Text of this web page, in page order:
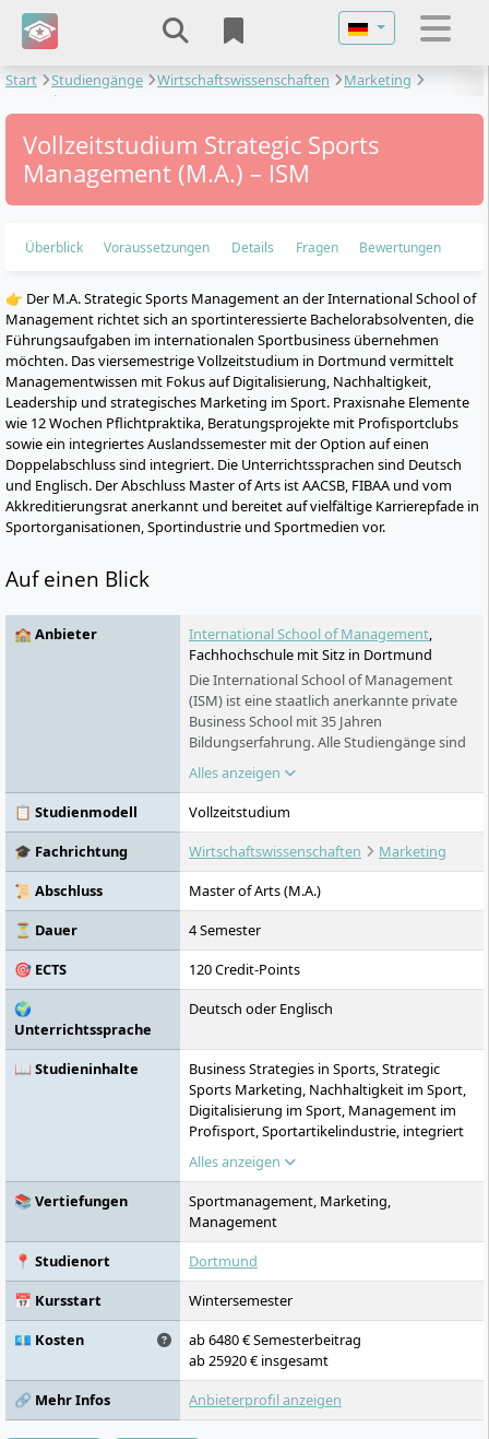
Sprache
Start Studiengänge Wirtschaftswissenschaften
Marketing
Strategic Sports Management
Vollzeitstudium Strategic Sports
Management (M.A.) – ISM
Überblick Voraussetzungen Details Fragen Bewertungen
👉 Der M.A. Strategic Sports Management an der International School of
Management richtet sich an sportinteressierte Bachelorabsolventen, die
Führungsaufgaben im internationalen Sportbusiness übernehmen
möchten. Das viersemestrige Vollzeitstudium in Dortmund vermittelt
Managementwissen mit Fokus auf Digitalisierung, Nachhaltigkeit,
Leadership und strategisches Marketing im Sport. Praxisnahe Elemente
wie 12 Wochen Pflichtpraktika, Beratungsprojekte mit Profisportclubs
sowie ein integriertes Auslandssemester mit der Option auf einen
Doppelabschluss sind integriert. Die Unterrichtssprachen sind Deutsch
und Englisch. Der Abschluss Master of Arts ist AACSB, FIBAA und vom
Akkreditierungsrat anerkannt und bereitet auf vielfältige Karrierepfade in
Sportorganisationen, Sportindustrie und Sportmedien vor.
Auf einen Blick
🏫 Anbieter International School of Management,
Fachhochschule mit Sitz in Dortmund
Die International School of Management
(ISM) ist eine staatlich anerkannte private
Business School mit 35 Jahren
Bildungserfahrung. Alle Studiengänge sind
von der Deutschen Gesellschaft für Bildung
(FIBAA) akkreditiert und verfügen über die
internationale AACSB-Akkreditierung. Mit
Dortmund, Köln, Frankfurt, Stuttgart und
Hamburg gehört die ISM zu den am besten
bewerteten privaten deutschen Business
Schools. Wir prägen Karrieren, indem wir
durch Nähe zur Wirtschaft, Exzellenz in
Lehre und Flexibilität im Lernen
individuelles Potenzial unserer
Studierenden entfalten.
Alles anzeigen
📋 Studienmodell
Vollzeitstudium
🎓 Fachrichtung
Wirtschaftswissenschaften
Marketing
📜 Abschluss
Master of Arts (M.A.)
⏳ Dauer
4 Semester
🎯 ECTS
120 Credit-Points
🌍
Unterrichtssprache
Deutsch oder Englisch
📖 Studieninhalte
Business Strategies in Sports, Strategic
Sports Marketing, Nachhaltigkeit im Sport,
Digitalisierung im Sport, Management im
Profisport, Sportartikelindustrie, integriert
Auslandssemester, internationaler
Doppelabschluss, Praxisprojekt,
Pflichtpraktikum
Alles anzeigen
📚 Vertiefungen
Sportmanagement, Marketing,
Management
📍 Studienort
Dortmund
📅 Kursstart
Wintersemester
💶 Kosten
ab 6480 € Semesterbeitrag
ab 25920 € insgesamt
🔗 Mehr Infos
Anbieterprofil anzeigen